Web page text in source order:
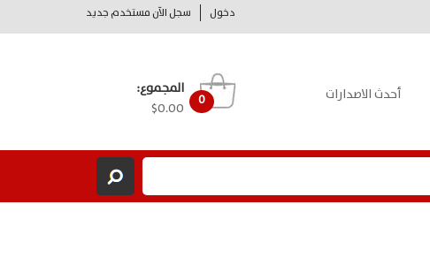
دخول سجل الآن مستخدم جديد
أحدث الاصدارات 0
المجموع:
$0.00